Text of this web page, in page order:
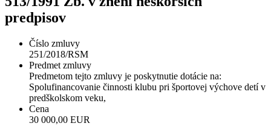
predpisov
Číslo zmluvy
251/2018/RSM
Predmet zmluvy
Predmetom tejto zmluvy je poskytnutie dotácie na:
Spolufinancovanie činnosti klubu pri športovej výchove detí v
predškolskom veku,
Cena
30 000,00 EUR